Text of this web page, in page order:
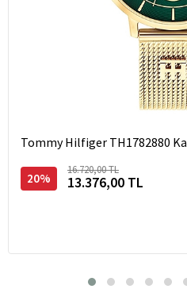
Tommy Hilfiger TH1782880
20%
16.720,00 TL
13.376,00 TL